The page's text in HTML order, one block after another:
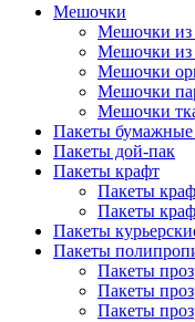
Мешочки
Мешочки из
Мешочки
Мешочки
Мешочки
Мешочки
Пакеты бумажные
Пакеты дой-пак
Пакеты крафт
Пакеты
Пакеты
Пакеты
Пакеты
Пакеты
Пакеты
Пакеты